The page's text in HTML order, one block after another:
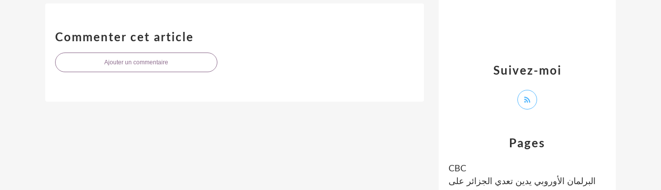
Commenter cet article
Ajouter un commentaire
Pages
CBC
البرلمان الأوروبي يدين تعدي الجزائر على
Suivez-moi